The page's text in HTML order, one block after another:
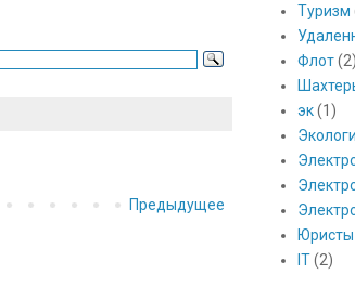
Предыдущее
Туризм
Флот
эк (1)
Юристы
IT (2)